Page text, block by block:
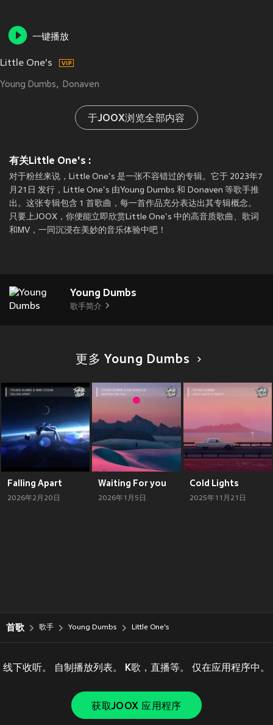
一键播放
Little One's
Young Dumbs Donaven
于JOOX浏览全部内容
有关Little One's :
对于粉丝来说，Little One's 是一张不容错过的专辑。它于 2023年7
月21日 发行，Little One's 由Young Dumbs 和 Donaven 等歌手推
出。这张专辑包含 1 首歌曲，每一首作品充分表达出其专辑概念。
只要上JOOX，你便能立即欣赏Little One's 中的高音质歌曲、歌词
和MV，一同沉浸在美妙的音乐体验中吧！
Young Dumbs
歌手简介
更多 Young Dumbs
Falling Apart
2026年2月20日
Waiting For you
2026年1月5日
Cold Lights
2025年11月21日
首歌 歌手 Young Dumbs Little One's
线下收听。 自制播放列表。 K歌，直播等。 仅在应用程序中。
获取JOOX 应用程序